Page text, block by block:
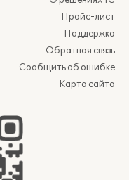
Прайс-лист
Поддержка
Обратная связь
Сообщить об ошибке
Карта сайта